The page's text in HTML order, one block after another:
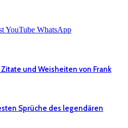
YouTube WhatsApp
und Weisheiten von Frank
Sprüche des legendären